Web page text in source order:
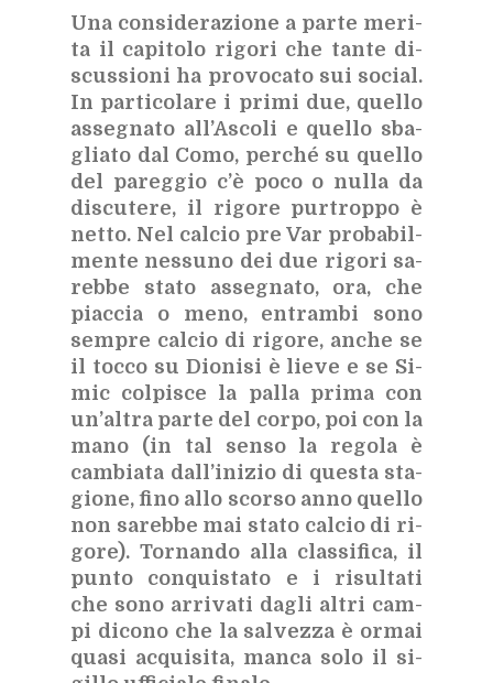
Una con­si­de­ra­zio­ne a par­te me­ri­
ta il ca­pi­to­lo ri­go­ri che tan­te di­
scus­sio­ni ha pro­vo­ca­to sui so­cial.
In par­ti­co­la­re i pri­mi due, quel­lo
as­se­gna­to al­l’A­sco­li e quel­lo sba­
glia­to dal Como, per­ché su quel­lo
del pa­reg­gio c’è poco o nul­la da
di­scu­te­re, il ri­go­re pur­trop­po è
net­to. Nel cal­cio pre Var pro­ba­bil­
men­te nes­su­no dei due ri­go­ri sa­
reb­be sta­to as­se­gna­to, ora, che
piac­cia o meno, en­tram­bi sono
sem­pre cal­cio di ri­go­re, an­che se
il toc­co su Dio­ni­si è lie­ve e se Si­
mic col­pi­sce la pal­la pri­ma con
un’al­tra par­te del cor­po, poi con la
mano (in tal sen­so la re­go­la è
cam­bia­ta dal­l’i­ni­zio di que­sta sta­
gio­ne, fino allo scor­so anno quel­lo
non sa­reb­be mai sta­to cal­cio di ri­
go­re). Tor­nan­do alla clas­si­fi­ca, il
pun­to con­qui­sta­to e i ri­sul­ta­ti
che sono ar­ri­va­ti da­gli al­tri cam­
pi di­co­no che la sal­vez­za è or­mai
qua­si ac­qui­si­ta, man­ca solo il si­